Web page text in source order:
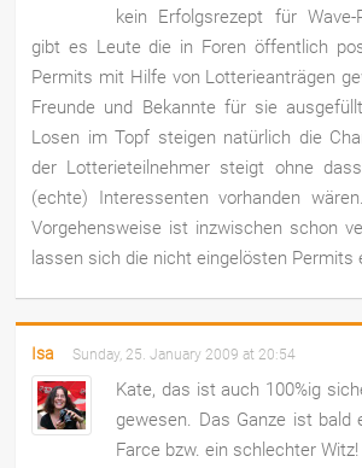
kein Erfolgsrezept für Wave-
gibt es Leute die in Foren öffentlich
Permits mit Hilfe von Lotterieanträgen
Freunde und Bekannte für sie
Losen im Topf steigen natürlich die
der Lotterieteilnehmer steigt ohne
(echte) Interessenten vorhanden
Vorgehensweise ist inzwischen schon
lassen sich die nicht eingelösten Permits
Isa Sunday, 25. January 2009 at 20:54
Kate, das ist auch 100%ig
gewesen. Das Ganze ist bald
Farce bzw. ein schlechter Witz!